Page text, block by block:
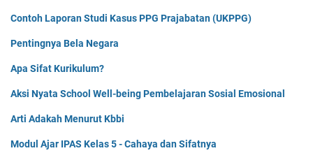
Contoh Laporan Studi Kasus PPG Prajabatan (UKPPG)
Pentingnya Bela Negara
Apa Sifat Kurikulum?
Aksi Nyata School Well-being Pembelajaran Sosial Emosional
Arti Adakah Menurut Kbbi
Modul Ajar IPAS Kelas 5 - Cahaya dan Sifatnya